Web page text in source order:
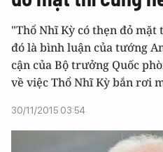
"Thổ Nhĩ Kỳ có thẹn đỏ
đó là bình luận của tướng
cận của Bộ trưởng Quốc
về việc Thổ Nhĩ Kỳ bắn rơi
30/11/2015 03:54